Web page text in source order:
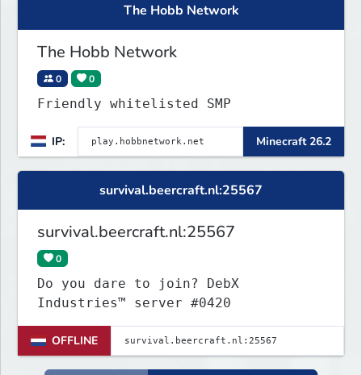
The Hobb Network
The Hobb Network
0 0
Friendly whitelisted SMP
IP: Minecraft 26.2
survival.beercraft.nl:25567
survival.beercraft.nl:25567
0
Do you dare to join? DebX
Industries™ server #0420
OFFLINE